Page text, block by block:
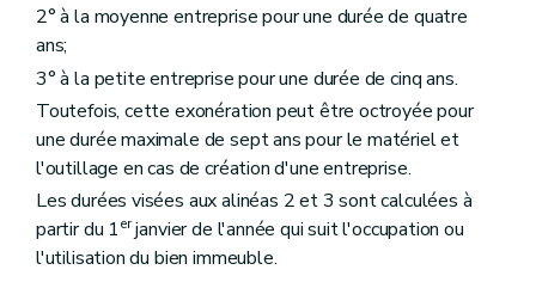
2° à la moyenne entreprise pour une durée de quatre
ans;
3° à la petite entreprise pour une durée de cinq ans.
Toutefois, cette exonération peut être octroyée pour
une durée maximale de sept ans pour le matériel et
l'outillage en cas de création d'une entreprise.
Les durées visées aux alinéas 2 et 3 sont calculées à
partir du 1erjanvier de l'année qui suit l'occupation ou
l'utilisation du bien immeuble.